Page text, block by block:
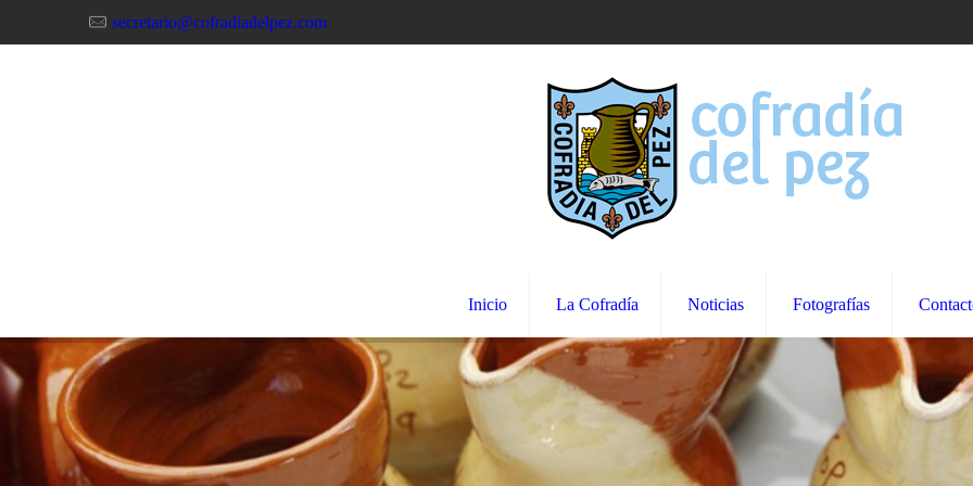
secretario@cofradiadelpez.com
Inicio La Cofradía Noticias Fotografías